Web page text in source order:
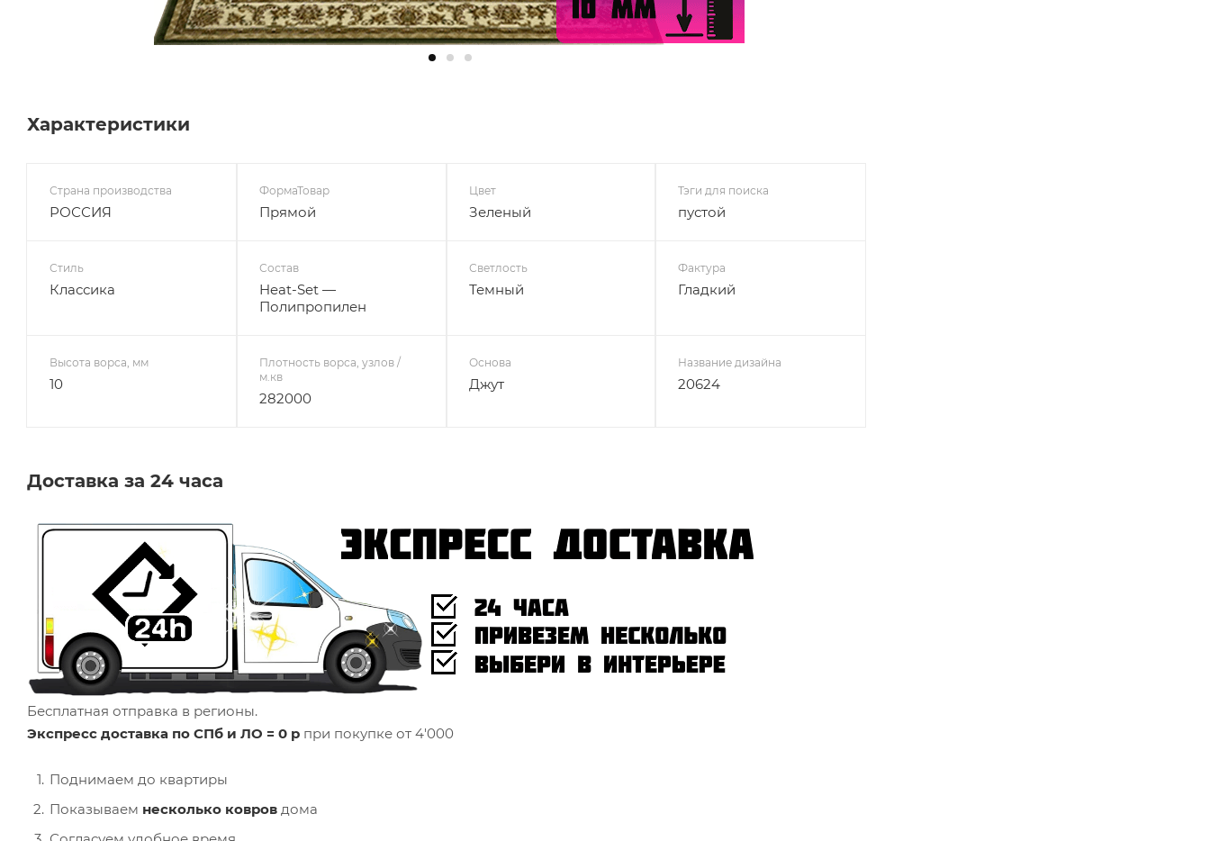
Характеристики
Страна производства
РОССИЯ
ФормаТовар
Прямой
Цвет
Зеленый
Тэги для поиска
пустой
Стиль
Классика
Состав
Heat-Set —
Полипропилен
Светлость
Темный
Фактура
Гладкий
Высота ворса, мм
10
Плотность ворса, узлов /
м.кв
282000
Основа
Джут
Название дизайна
20624
Доставка за 24 часа
Бесплатная отправка в регионы.
Экспресс доставка по СПб и ЛО = 0 р при покупке от 4'000
Поднимаем до квартиры
Показываем несколько ковров дома